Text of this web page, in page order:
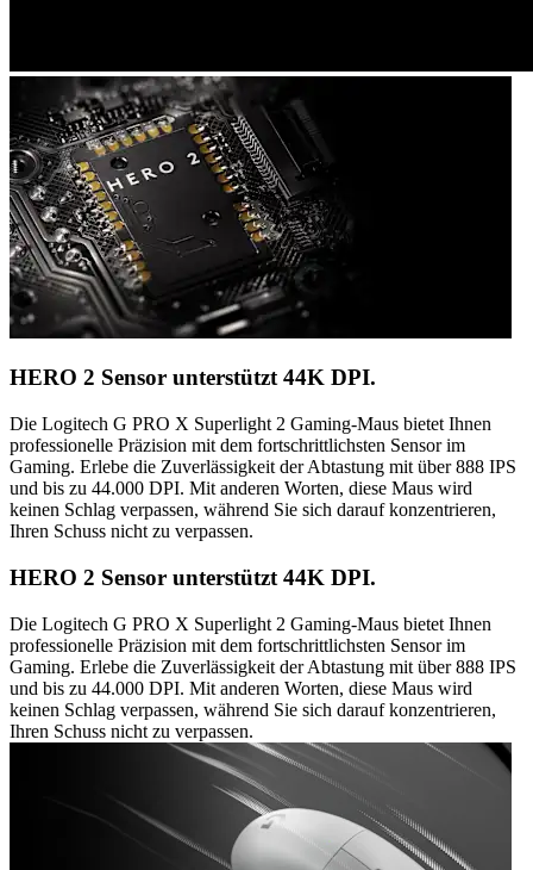
HERO 2 Sensor unterstützt 44K DPI.
Die Logitech G PRO X Superlight 2 Gaming-Maus bietet Ihnen
professionelle Präzision mit dem fortschrittlichsten Sensor im
Gaming. Erlebe die Zuverlässigkeit der Abtastung mit über 888 IPS
und bis zu 44.000 DPI. Mit anderen Worten, diese Maus wird
keinen Schlag verpassen, während Sie sich darauf konzentrieren,
Ihren Schuss nicht zu verpassen.
HERO 2 Sensor unterstützt 44K DPI.
Die Logitech G PRO X Superlight 2 Gaming-Maus bietet Ihnen
professionelle Präzision mit dem fortschrittlichsten Sensor im
Gaming. Erlebe die Zuverlässigkeit der Abtastung mit über 888 IPS
und bis zu 44.000 DPI. Mit anderen Worten, diese Maus wird
keinen Schlag verpassen, während Sie sich darauf konzentrieren,
Ihren Schuss nicht zu verpassen.